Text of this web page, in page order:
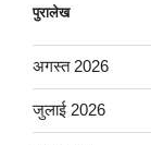
पुरालेख
अगस्त 2026
जुलाई 2026